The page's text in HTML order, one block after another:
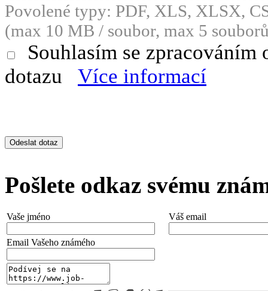
Povolené typy: PDF, XLS, XLSX,
(max 10 MB / soubor, max 5
Souhlasím se
dotazu
Více informací
Pošlete odkaz svému
Vaše jméno Váš email
Email Vašeho známého